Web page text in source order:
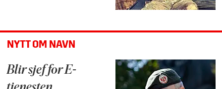
NYTT OM NAVN
Blir sjef for E-